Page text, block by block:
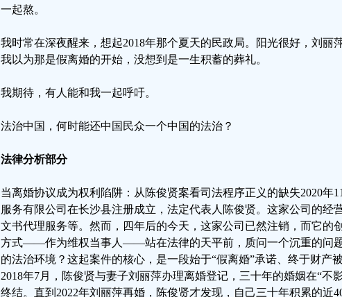
一起熬。
我时常在深夜醒来，想起2018年那个夏天的民政局。阳光很好，刘丽
我以为那是假离婚的开始，没想到是一生积蓄的葬礼。
我期待，有人能和我一起呼吁。
法治中国，何时能还中国民众一个中国的法治？
法律分析部分
当离婚协议成为权利陷阱：从陈俊贤案看司法程序正义的缺失2020年
服务有限公司在长沙县注册成立，法定代表人陈俊贤。这家公司的经
文书代理服务等。然而，四年后的今天，这家公司已然注销，而它的
方式——作为维权当事人——站在法律的天平前，质问一个沉重的问
的法治环境？这起案件的核心，是一段始于“假离婚”承诺、终于财产
2018年7月，陈俊贤与妻子刘丽萍办理离婚登记，三十年的婚姻在“不
终结。直到2022年刘丽萍再婚，陈俊贤才发现，自己三十年积累的近